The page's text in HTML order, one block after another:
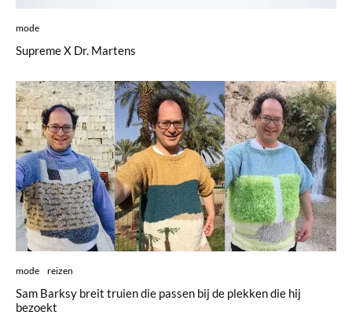
mode
Supreme X Dr. Martens
mode reizen
Sam Barksy breit truien die passen bij de plekken die hij
bezoekt